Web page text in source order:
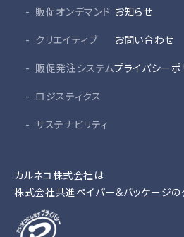
販促オンデマンド
クリエイティブ
販促発注システム
ロジスティクス
サステナビリティ
お知らせ
お問い合わせ
プライバシーポ
カルネコ株式会社は
株式会社共進ペイパー＆パッケージの